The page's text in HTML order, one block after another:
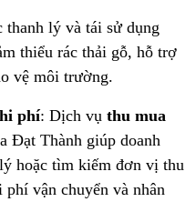
thanh lý và tái sử dụng
thiểu rác thải gỗ, hỗ trợ
vệ môi trường.
phí: Dịch vụ thu mua
Đạt Thành giúp doanh
hoặc tìm kiếm đơn vị thu
vận chuyển và nhân